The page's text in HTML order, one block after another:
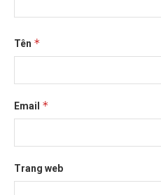
Tên *
Email *
Trang web